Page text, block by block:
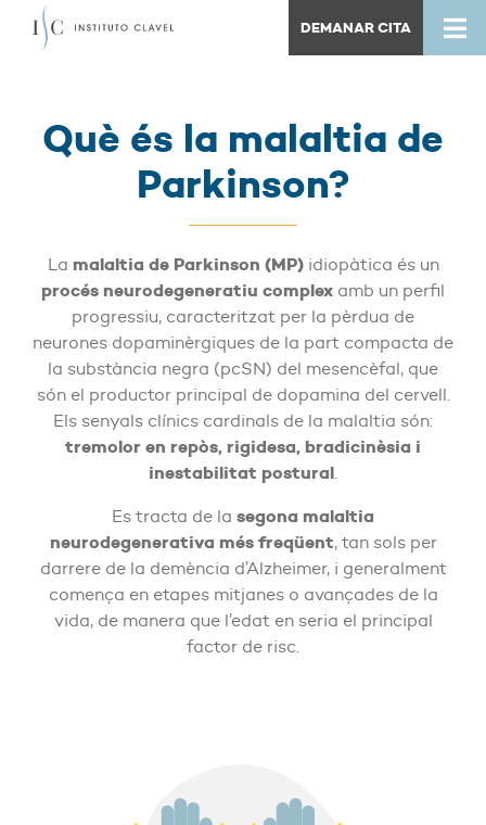
DEMANAR CITA
Què és la malaltia de
Parkinson?
La malaltia de Parkinson (MP)idiopàtica és un
procés neurodegeneratiu complex amb un perfil
progressiu, caracteritzat per la pèrdua de
neurones dopaminèrgiques de la part compacta de
la substància negra (pcSN) del mesencèfal, que
són el productor principal de dopamina del cervell.
Els senyals clínics cardinals de la malaltia són:
tremolor en repòs, rigidesa, bradicinèsia i
inestabilitat postural.
Es tracta de la segona malaltia
neurodegenerativa més freqüent, tan sols per
darrere de la demència d’Alzheimer, i generalment
comença en etapes mitjanes o avançades de la
vida, de manera que l’edat en seria el principal
factor de risc.